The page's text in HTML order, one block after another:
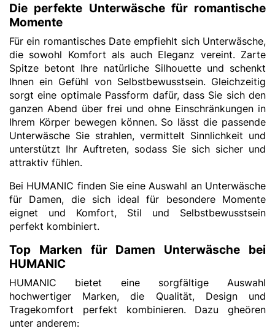
Die perfekte Unterwäsche für romantische
Momente
Für ein romantisches Date empfiehlt sich Unterwäsche,
die sowohl Komfort als auch Eleganz vereint. Zarte
Spitze betont Ihre natürliche Silhouette und schenkt
Ihnen ein Gefühl von Selbstbewusstsein. Gleichzeitig
sorgt eine optimale Passform dafür, dass Sie sich den
ganzen Abend über frei und ohne Einschränkungen in
Ihrem Körper bewegen können. So lässt die passende
Unterwäsche Sie strahlen, vermittelt Sinnlichkeit und
unterstützt Ihr Auftreten, sodass Sie sich sicher und
attraktiv fühlen.
Bei HUMANIC finden Sie eine Auswahl an Unterwäsche
für Damen, die sich ideal für besondere Momente
eignet und Komfort, Stil und Selbstbewusstsein
perfekt kombiniert.
Top Marken für Damen Unterwäsche bei
HUMANIC
HUMANIC bietet eine sorgfältige Auswahl
hochwertiger Marken, die Qualität, Design und
Tragekomfort perfekt kombinieren. Dazu gheören
unter anderem: